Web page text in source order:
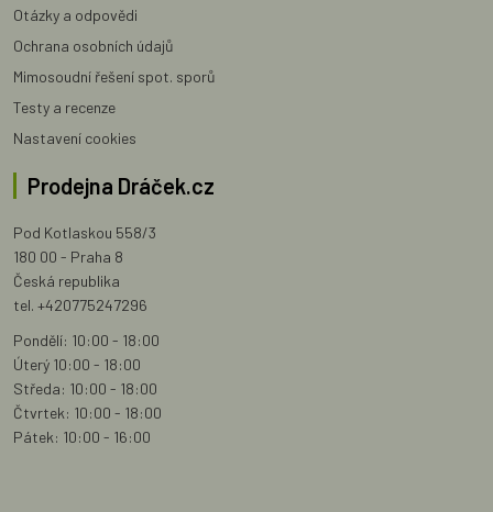
Otázky a odpovědi
Ochrana osobních údajů
Mimosoudní řešení spot. sporů
Testy a recenze
Nastavení cookies
Prodejna Dráček.cz
Pod Kotlaskou 558/3
180 00 - Praha 8
Česká republika
tel. +420775247296
Pondělí: 10:00 - 18:00
Úterý 10:00 - 18:00
Středa: 10:00 - 18:00
Čtvrtek: 10:00 - 18:00
Pátek: 10:00 - 16:00